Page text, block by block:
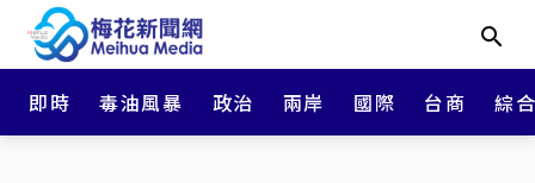
即時 毒油風暴 政治 兩岸 國際 台商 綜